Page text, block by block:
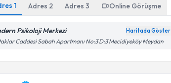
1 Adres 2 Adres3 Online Görüşme
Psikoloji Merkezi Haritada Göster
Caddesi Sabah Apartmanı No:3 D:3 Mecidiyeköy Meydan